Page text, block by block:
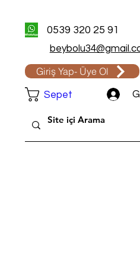
0539 320 25 91
Giriş Yap- Üye Ol
Sepet